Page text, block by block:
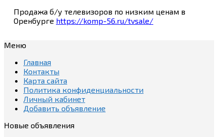
Продажа б/у телевизоров по низким ценам в
Оренбурге https://komp-56.ru/tvsale/
Меню
Главная
Контакты
Карта сайта
Политика конфиденциальности
Личный кабинет
Добавить объявление
Новые объявления